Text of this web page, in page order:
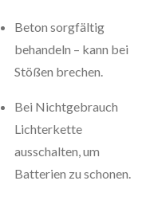
Beton sorgfältig
behandeln – kann bei
Stößen brechen.
Bei Nichtgebrauch
Lichterkette
ausschalten, um
Batterien zu schonen.